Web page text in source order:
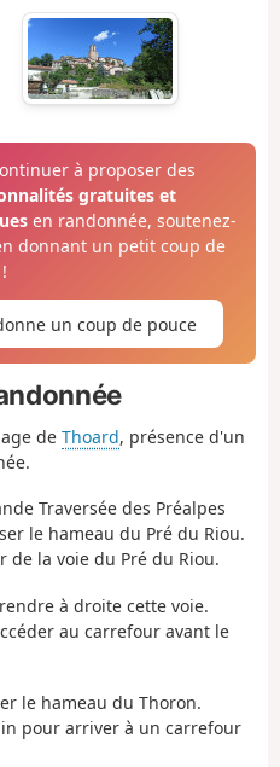
à proposer des
gratuites et
en randonnée, soutenez-
donnant un petit coup de
un coup de pouce
de Thoard, présence d'un
Traversée des Préalpes
le hameau du Pré du Riou.
de la voie du Pré du Riou.
à droite cette voie.
au carrefour avant le
le hameau du Thoron.
pour arriver à un carrefour